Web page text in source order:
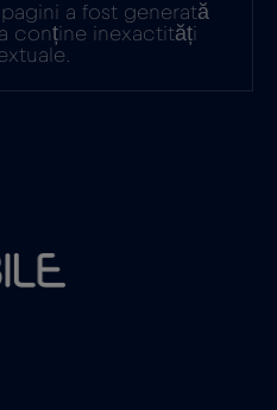
a fost generată
conține inexactități